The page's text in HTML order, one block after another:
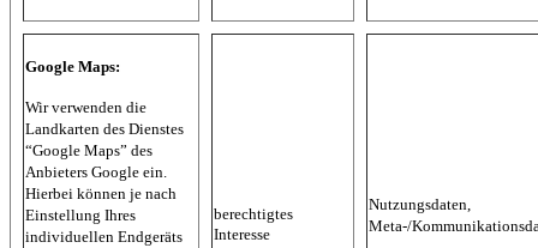
Google Maps:
Wir verwenden die
Landkarten des Dienstes
“Google Maps” des
Anbieters Google ein.
Hierbei können je nach
Einstellung Ihres
individuellen Endgeräts
berechtigtes
Interesse
Nutzungsdaten,
Meta-/